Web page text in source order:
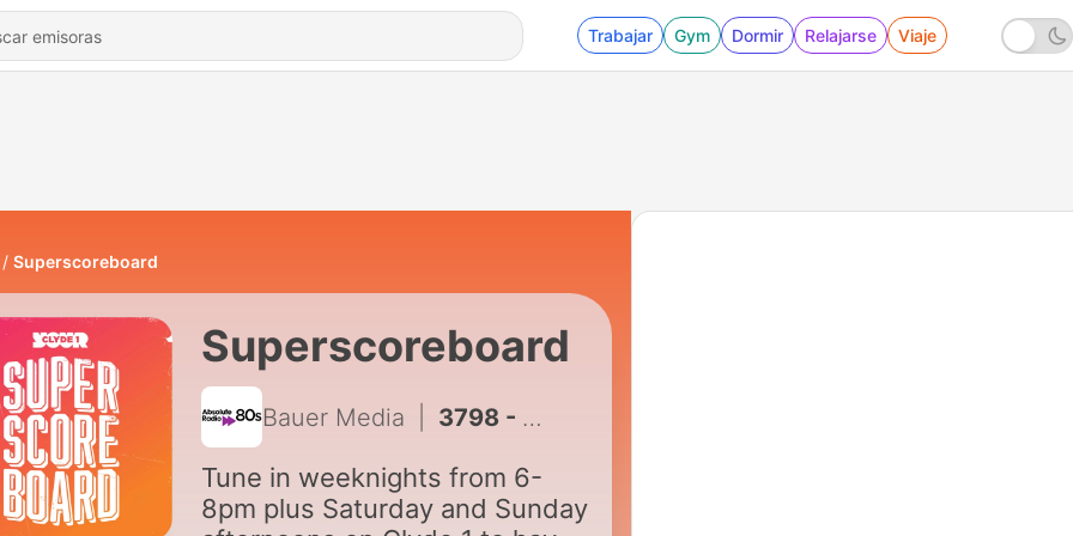
Trabajar Gym Dormir Relajarse Viaje
Superscoreboard
Superscoreboard
Bauer Media 3798 - JAGIELLONIA BIAŁYSTOK VS. RANGERS LIVE | THURSDAY 6TH AUGUST
Tune in weeknights from 6-
8pm plus Saturday and Sunday